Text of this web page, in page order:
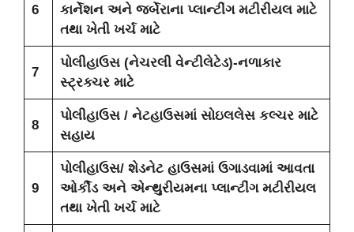
6
કાર્નેશન અને જર્બેરાના પ્લાન્ટીંગ મટીરીયલ માટે
તથા ખેતી ખર્ચ માટે
7
પોલીહાઉસ (નેચરલી વેન્ટીલેટેડ)-નળાકાર
સ્ટ્રક્ચર માટે
8
પોલીહાઉસ / નેટહાઉસમાં સોઇલલેસ કલ્ચર માટે
સહાય
9
પોલીહાઉસ/ શેડનેટ હાઉસમાં ઉગાડવામાં આવતા
ઓર્કીડ અને એન્થુરીયમના પ્લાન્ટીંગ મટીરીયલ
તથા ખેતી ખર્ચ માટે